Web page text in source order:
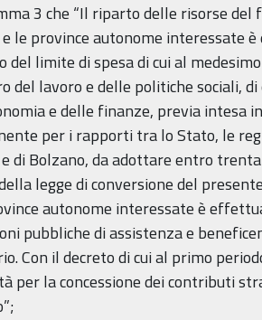
3 che “Il riparto delle risorse del
le province autonome interessate
del limite di spesa di cui al
del lavoro e delle politiche sociali,
e delle finanze, previa intesa
per i rapporti tra lo Stato, le
di Bolzano, da adottare entro
legge di conversione del
autonome interessate è
pubbliche di assistenza e
Con il decreto di cui al primo
per la concessione dei contributi